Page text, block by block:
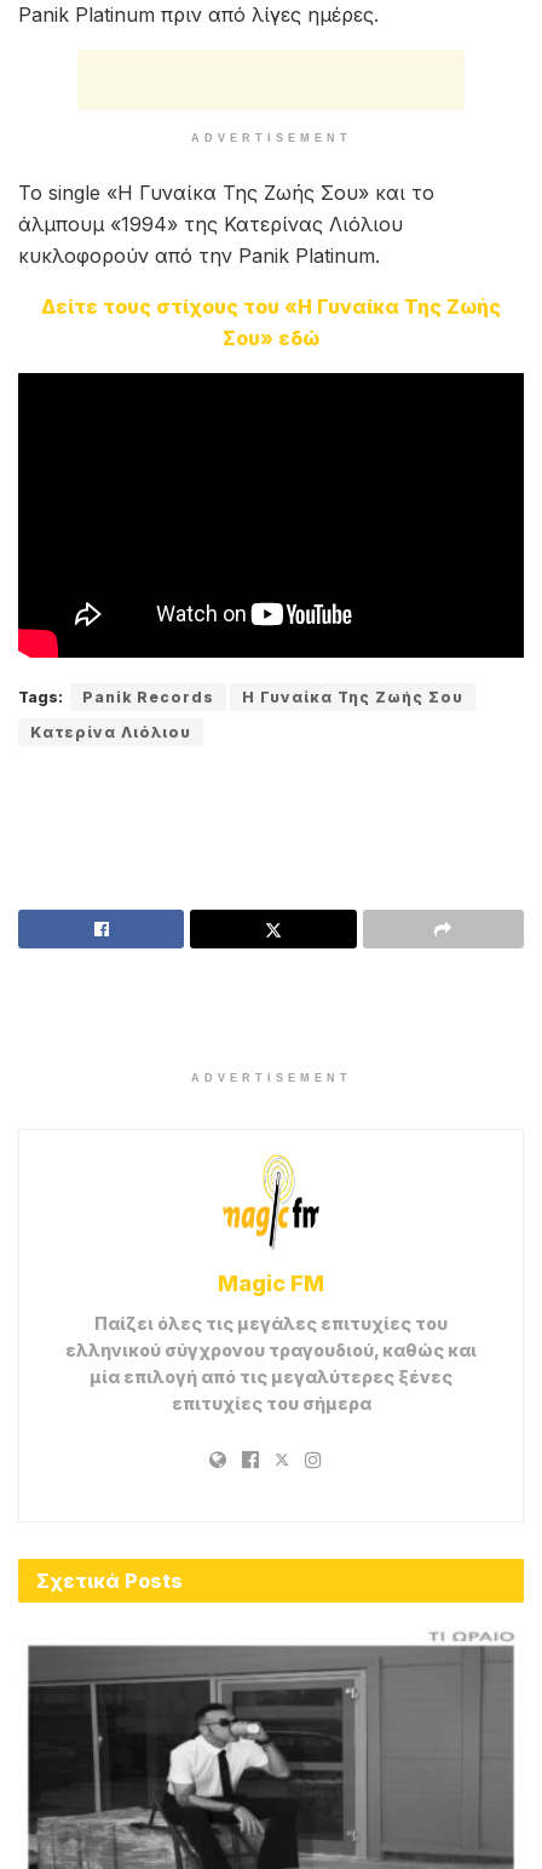
Panik Platinum πριν από λίγες ημέρες.
ADVERTISEMENT
Το single «Η Γυναίκα Της Ζωής Σου» και το
άλμπουμ «1994» της Κατερίνας Λιόλιου
κυκλοφορούν από την Panik Platinum.
Δείτε τους στίχους του «Η Γυναίκα Της Ζωής
Σου» εδώ
Tags: Panik Records
Η Γυναίκα Της Ζωής Σου
Κατερίνα Λιόλιου
ADVERTISEMENT
Magic FM
Παίζει όλες τις μεγάλες επιτυχίες του
ελληνικού σύγχρονου τραγουδιού, καθώς και
μία επιλογή από τις μεγαλύτερες ξένες
επιτυχίες του σήμερα
Σχετικά Posts